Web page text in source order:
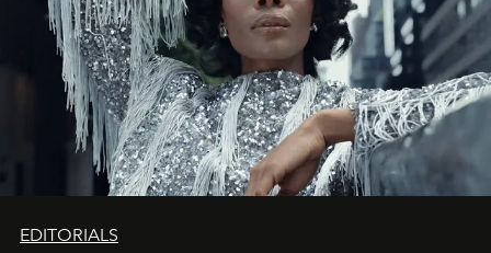
EDITORIALS